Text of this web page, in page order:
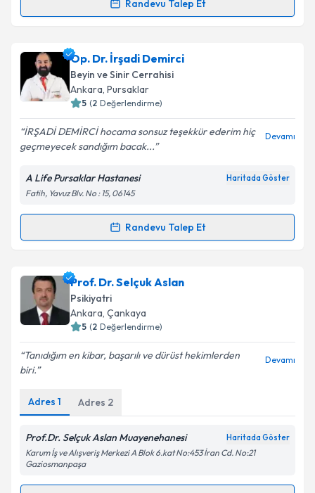
Kişisel verilerimin işlenmesine ilişkin
Metni'ni okudum ve kişisel verilerimin belirtilen
Takvim Talebini Gönder
Randevu Talep Et
Randevu Takvimi Talebi
Uzm. Dr. Nishana Zakharova
talebi oluşturun. Size bu uzmandan randevu almanız
için bir takvim hazırlandığında e-posta ile
bilgilendireceğiz.
E-posta Adresiniz
Kişisel verilerimin işlenmesine ilişkin
Metni'ni okudum ve kişisel verilerimin belirtilen
kapsamda işlenmesini kabul ediyorum.
Op. Dr. İrşadi Demirci
Beyin ve Sinir Cerrahisi
Ankara, Pursaklar
5 (2 Değerlendirme)
İRŞADİ DEMİRCİ hocama sonsuz teşekkür ederim hiç
geçmeyecek sandığım bacak...
Devamı
A Life Pursaklar Hastanesi Haritada Göster
Fatih, Yavuz Blv. No : 15, 06145
Randevu Talep Et
Randevu Takvimi Talebi
Op. Dr. İrşadi Demirci için randevu takvimi talebi
oluşturun. Size bu uzmandan randevu almanız için bir
takvim hazırlandığında e-posta ile bilgilendireceğiz.
Kişisel verilerimin işlenmesine ilişkin
Metni'ni okudum ve kişisel verilerimin belirtilen
kapsamda işlenmesini kabul ediyorum.
Prof. Dr. Selçuk Aslan
Psikiyatri
Ankara, Çankaya
5 (2 Değerlendirme)
Tanıdığım en kibar, başarılı ve dürüst hekimlerden
biri.
Devamı
Adres 1 Adres 2
Prof.Dr. Selçuk Aslan Muayenehanesi Haritada Göster
Karum İş ve Alışveriş Merkezi A Blok 6.kat No:453 İran Cd. No:21
Gaziosmanpaşa